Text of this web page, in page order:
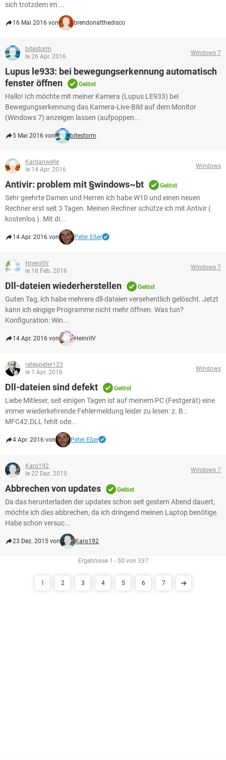
sich trotzdem im ...
16 Mai 2016 von brendonatthedisco
bitestorm
le 26 Apr. 2016
Windows 7
Lupus le933: bei bewegungserkennung automatisch
fenster öffnen
Gelöst
Hallo! Ich möchte mit meiner Kamera (Lupus LE933) bei
Bewegungserkennung das Kamera-Live-Bild auf dem Monitor
(Windows 7) anzeigen lassen (aufpoppen...
5 Mai 2016 von bitestorm
Kardanwelle
le 14 Apr. 2016
Windows
Antivir: problem mit §windows~bt Gelöst
Sehr geehrte Damen und Herren ich habe W10 und einen neuen
Rechner erst seit 3 Tagen. Meinen Rechner schütze ich mit Antivir (
kostenlos ). Mit di...
14 Apr. 2016 von Peter Eßer
HnenriIV
le 18 Feb. 2016
Windows 7
Dll-dateien wiederherstellen Gelöst
Guten Tag, ich habe mehrere dll-dateien versehentlich gelöscht. Jetzt
kann ich eingige Programme nicht mehr öffnen. Was tun?
Konfiguration: Win...
14 Apr. 2016 von HeinriIV
reteppeter123
le 1 Apr. 2016
Windows
Dll-dateien sind defekt Gelöst
Liebe Mitleser, seit einigen Tagen ist auf meinem PC (Festgerät) eine
immer wiederkehrende Fehlermeldung leider zu lesen: z. B.:
MFC42.DLL fehlt ode...
4 Apr. 2016 von Peter Eßer
Karo192
le 22 Dez. 2015
Windows 7
Abbrechen von updates Gelöst
Da das herunterladen der updates schon seit gestern Abend dauert,
möchte ich dies abbrechen, da ich dringend meinen Laptop benötige.
Habe schon versuc...
23 Dez. 2015 von Karo192
Ergebnisse 1 - 50 von 337
1 2 3 4 5 6 7